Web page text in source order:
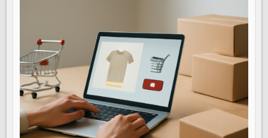
KUNDENORIENTIERUNG
IM